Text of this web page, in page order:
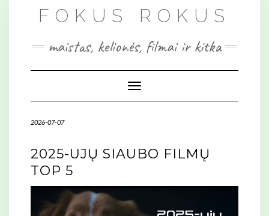
FOKUS ROKUS
maistas, kelionės, filmai ir kitka
Toggle Navigation
2026-07-07
2025-UJŲ SIAUBO FILMŲ
TOP 5